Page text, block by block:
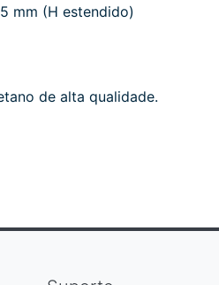
mm (H estendido)
de alta qualidade.